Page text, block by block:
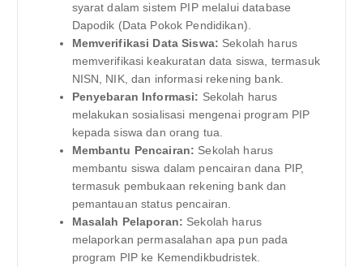
syarat dalam sistem PIP melalui database
Dapodik (Data Pokok Pendidikan).
Memverifikasi Data Siswa: Sekolah harus
memverifikasi keakuratan data siswa, termasuk
NISN, NIK, dan informasi rekening bank.
Penyebaran Informasi: Sekolah harus
melakukan sosialisasi mengenai program PIP
kepada siswa dan orang tua.
Membantu Pencairan: Sekolah harus
membantu siswa dalam pencairan dana PIP,
termasuk pembukaan rekening bank dan
pemantauan status pencairan.
Masalah Pelaporan: Sekolah harus
melaporkan permasalahan apa pun pada
program PIP ke Kemendikbudristek.